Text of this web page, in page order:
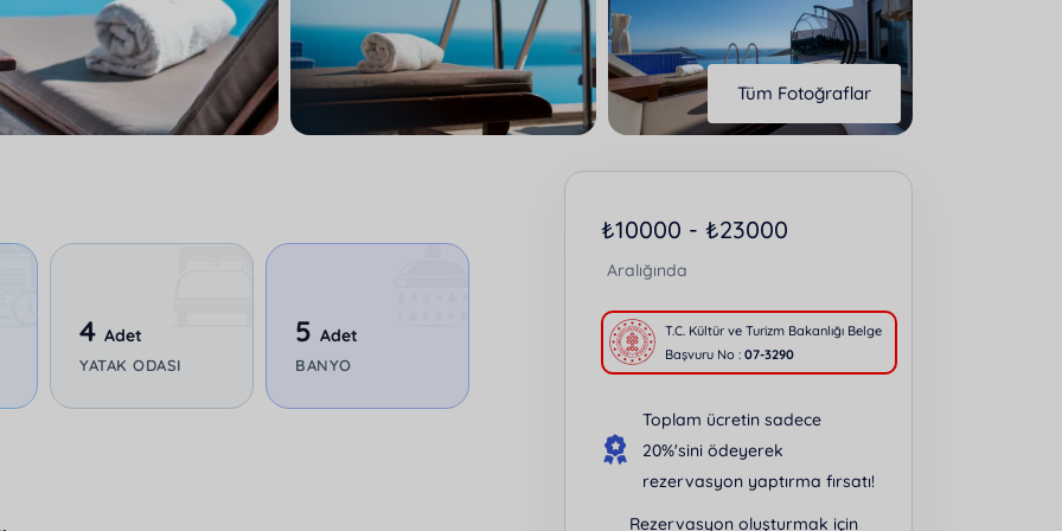
Tüm Fotoğraflar
4 Adet
YATAK ODASI
5 Adet
BANYO
₺10000 - ₺23000
Aralığında
T.C. Kültür ve Turizm Bakanlığı Belge
Başvuru No :07-3290
Toplam ücretin sadece
20%'sini ödeyerek
rezervasyon yaptırma fırsatı!
Rezervasyon oluşturmak için